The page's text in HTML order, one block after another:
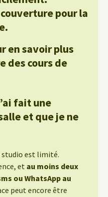
pour la
en savoir plus
des cours de
fait une
et que je ne
studio est limité.
et au moins deux
ou WhatsApp au
peut encore être